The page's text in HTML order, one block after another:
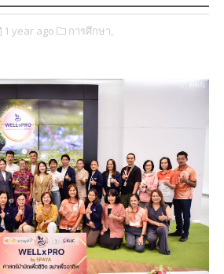
1 year ago การศึกษา,